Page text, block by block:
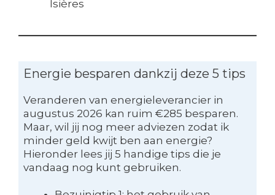
Isières
Energie besparen dankzij deze 5 tips
Veranderen van energieleverancier in
augustus 2026 kan ruim €285 besparen.
Maar, wil jij nog meer adviezen zodat ik
minder geld kwijt ben aan energie?
Hieronder lees jij 5 handige tips die je
vandaag nog kunt gebruiken.